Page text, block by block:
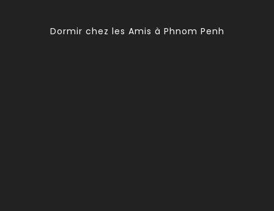
Dormir chez les Amis à Phnom Penh